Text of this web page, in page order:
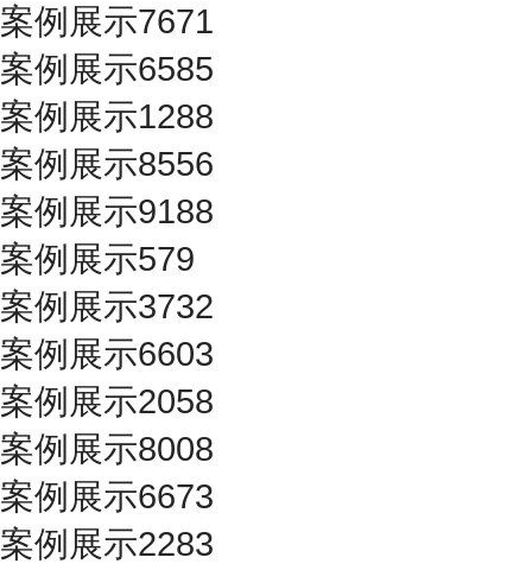
案例展示7671
案例展示6585
案例展示1288
案例展示8556
案例展示9188
案例展示579
案例展示3732
案例展示6603
案例展示2058
案例展示8008
案例展示6673
案例展示2283